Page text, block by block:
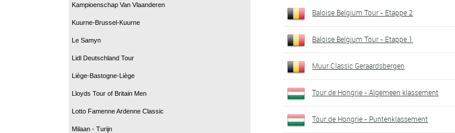
Kampioenschap Van Vlaanderen
Kuurne-Brussel-Kuurne
Le Samyn
Lidl Deutschland Tour
Liège-Bastogne-Liège
Lloyds Tour of Britain Men
Lotto Famenne Ardenne Classic
Milaan - Turijn
Baloise Belgium Tour - Etappe 2
Baloise Belgium Tour - Etappe 1
Muur Classic Geraardsbergen
Tour de Hongrie - Algemeen klassement
Tour de Hongrie - Puntenklassement